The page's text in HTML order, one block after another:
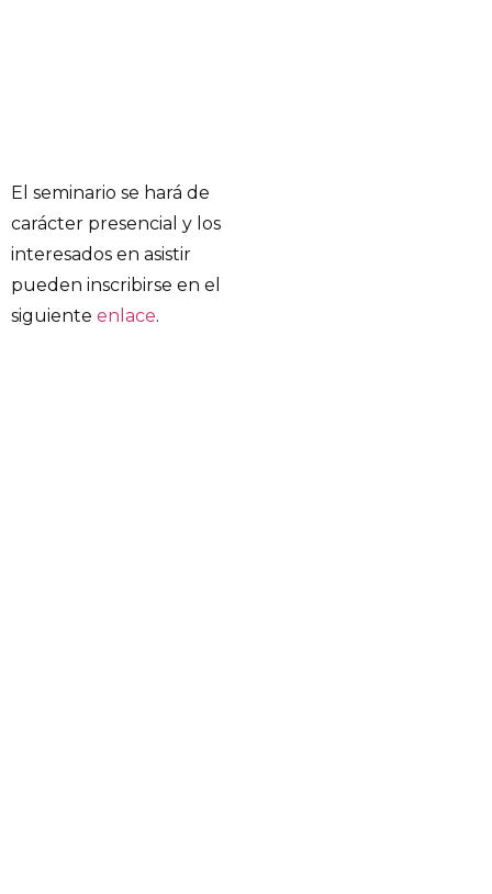
El seminario se hará de
carácter presencial y los
interesados en asistir
pueden inscribirse en el
siguiente enlace.